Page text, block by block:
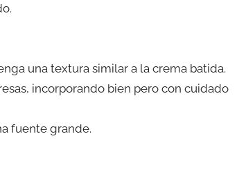
una textura similar a la crema batida.
incorporando bien pero con cuidado
fuente grande.